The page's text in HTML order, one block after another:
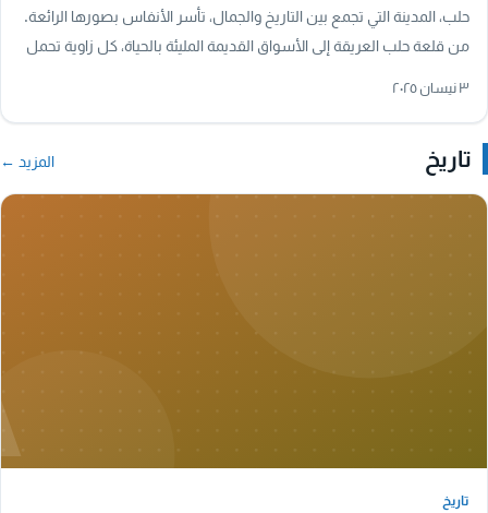
حلب، المدينة التي تجمع بين التاريخ والجمال، تأسر الأنفاس بصورها الرائعة.
من قلعة حلب العريقة إلى الأسواق القديمة المليئة بالحياة، كل زاوية تحمل
٣ نيسان ٢٠٢٥
تاريخ المزيد ←
تاريخ